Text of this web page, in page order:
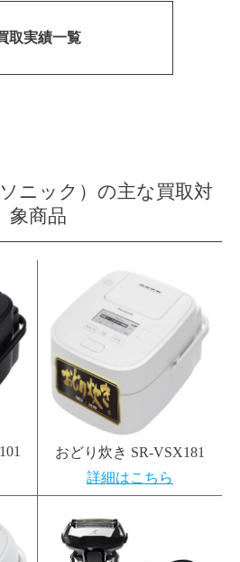
取実績一覧
ニック）の主な買取対
象商品
おどり炊き SR-VSX181
詳細はこちら